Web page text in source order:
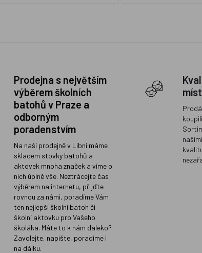
Prodejna s největším
výběrem školních
batohů v Praze a
odborným
poradenstvím
Na naší prodejně v Libni máme
skladem stovky batohů a
aktovek mnoha značek a víme o
nich úplně vše. Neztrácejte čas
výběrem na internetu, přijďte
rovnou za námi, poradíme Vám
ten nejlepší školní batoh či
školní aktovku pro Vašeho
školáka. Máte to k nám daleko?
Zavolejte, napište, poradíme i
na dálku.